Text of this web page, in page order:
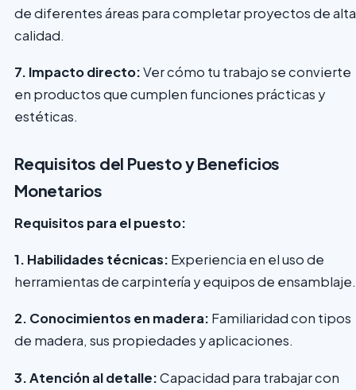
de diferentes áreas para completar proyectos de alta
calidad.
7. Impacto directo:Ver cómo tu trabajo se convierte
en productos que cumplen funciones prácticas y
estéticas.
Requisitos del Puesto y Beneficios
Monetarios
Requisitos para el puesto:
1. Habilidades técnicas: Experiencia en el uso de
herramientas de carpintería y equipos de ensamblaje.
2. Conocimientos en madera: Familiaridad con tipos
de madera, sus propiedades y aplicaciones.
3. Atención al detalle:Capacidad para trabajar con